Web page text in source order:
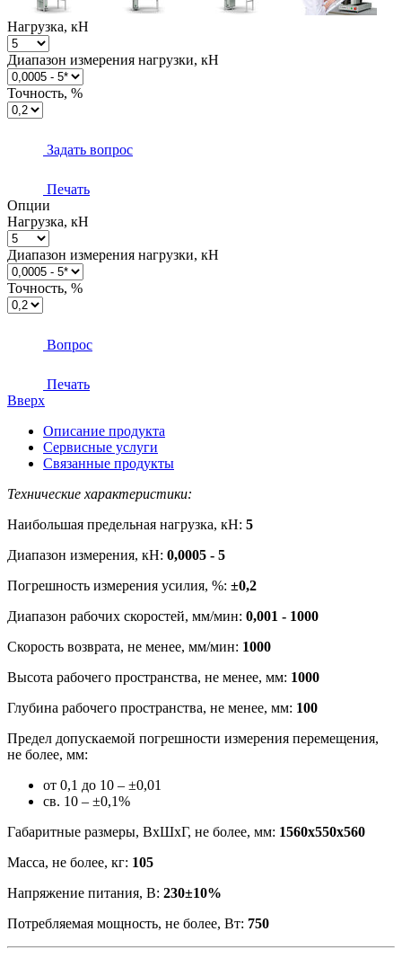
Нагрузка, кН
Диапазон измерения нагрузки, кН
Точность, %
Задать вопрос
Печать
Опции
Нагрузка, кН
Диапазон измерения нагрузки, кН
Точность, %
Вопрос
Печать
Вверх
Описание продукта
Сервисные услуги
Связанные продукты
Технические характеристики:
Наибольшая предельная нагрузка, кН: 5
Диапазон измерения, кН: 0,0005 - 5
Погрешность измерения усилия, %: ±0,2
Диапазон рабочих скоростей, мм/мин: 0,001 - 1000
Скорость возврата, не менее, мм/мин: 1000
Высота рабочего пространства, не менее, мм: 1000
Глубина рабочего пространства, не менее, мм: 100
Предел допускаемой погрешности измерения перемещения,
не более, мм:
от 0,1 до 10 – ±0,01
св. 10 – ±0,1%
Габаритные размеры, ВхШхГ, не более, мм: 1560х550х560
Масса, не более, кг: 105
Напряжение питания, В: 230±10%
Потребляемая мощность, не более, Вт: 750